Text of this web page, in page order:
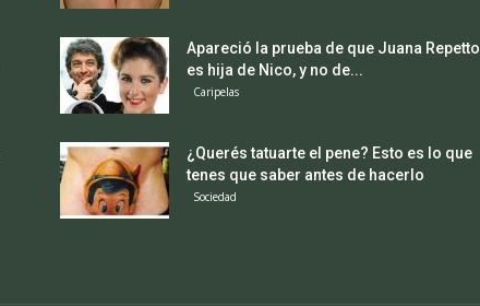
Apareció la prueba de que Juana Repetto
es hija de Nico, y no de...
Caripelas
¿Querés tatuarte el pene? Esto es lo que
tenes que saber antes de hacerlo
Sociedad